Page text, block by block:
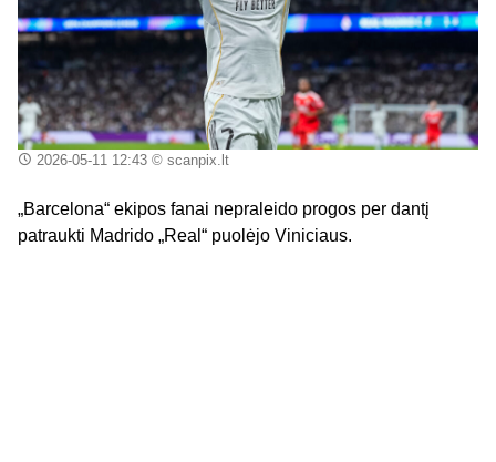
2026-05-11 12:43© scanpix.lt
„Barcelona“ ekipos fanai nepraleido progos per dantį
patraukti Madrido „Real“ puolėjo Viniciaus.